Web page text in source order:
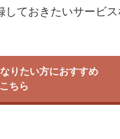
ておきたいサービス
りたい方におすすめ
ちら